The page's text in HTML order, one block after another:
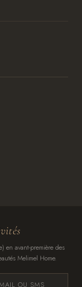
en avant-première des
Melimel Home.
OU SMS